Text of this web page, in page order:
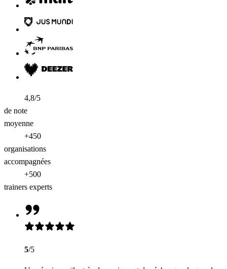
4,8/5
de note
moyenne
+450
organisations
accompagnées
+500
trainers experts
5/5